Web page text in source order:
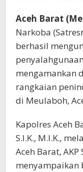
Aceh Barat
Narkoba
berhasil
mengamankan
rangkaian
di Meulaboh,
Kapolres Aceh
S.I.K., M.I.K.,
Aceh Barat, AKP
menyampaikan